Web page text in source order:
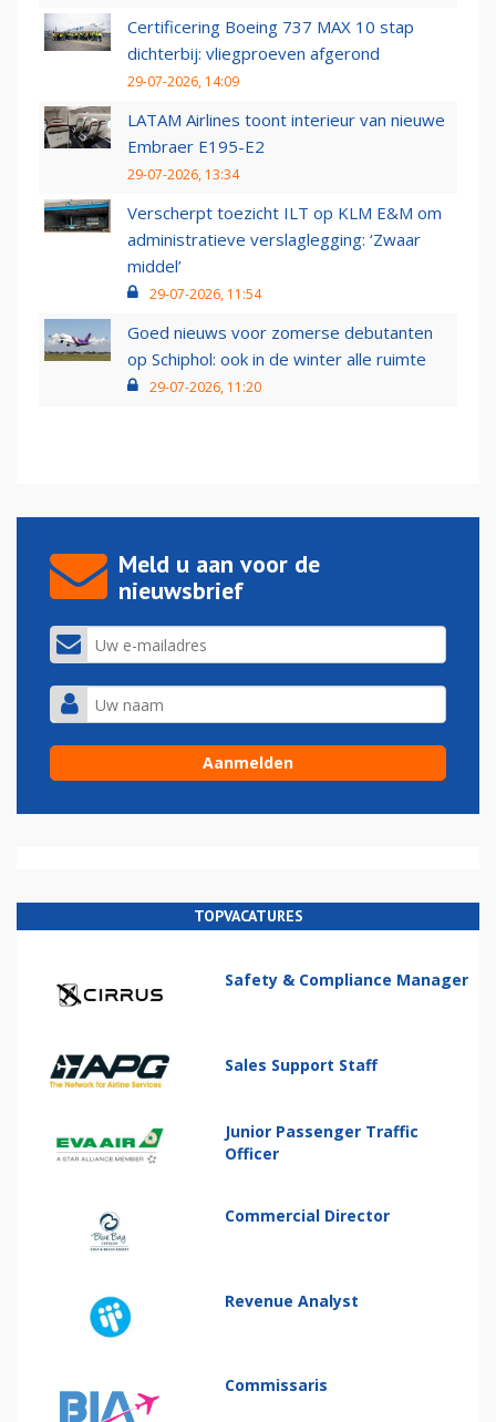
Certificering Boeing 737 MAX 10 stap
dichterbij: vliegproeven afgerond
29-07-2026, 14:09
LATAM Airlines toont interieur van nieuwe
Embraer E195-E2
29-07-2026, 13:34
Verscherpt toezicht ILT op KLM E&M om
administratieve verslaglegging: ‘Zwaar
middel’
29-07-2026, 11:54
Goed nieuws voor zomerse debutanten
op Schiphol: ook in de winter alle ruimte
29-07-2026, 11:20
Meld u aan voor de
nieuwsbrief
TOPVACATURES
Safety & Compliance Manager
Sales Support Staff
Junior Passenger Traffic
Officer
Commercial Director
Revenue Analyst
Commissaris